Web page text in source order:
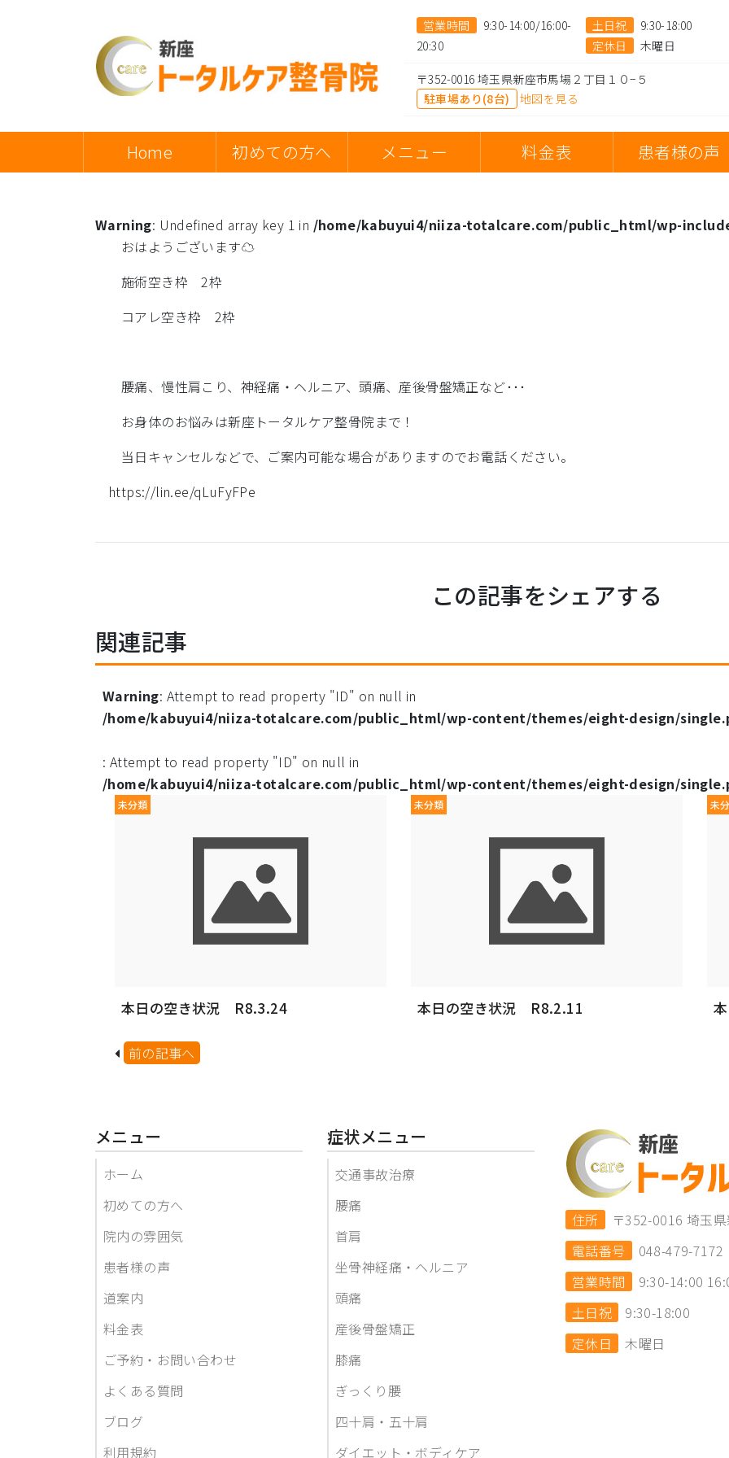
営業時間
9:30-14:00/16:00-
20:30
土日祝
9:30-18:00
定休日
木曜日
〒352-0016 埼玉県新座市馬場２丁目１０−５
駐車場あり(8台)
地図を見る
Home 初めての方へ メニュー 料金表 患者様の声
Warning: Undefined array key 1 in /home/kabuyui4/niiza-totalcare.com/public_html/wp-
おはようございます☁
施術空き枠 2枠
コアレ空き枠 2枠
腰痛、慢性肩こり、神経痛・ヘルニア、頭痛、産後骨盤矯正など･･･
お身体のお悩みは新座トータルケア整骨院まで！
当日キャンセルなどで、ご案内可能な場合がありますのでお電話ください。
https://lin.ee/qLuFyFPe
この記事をシェアする
関連記事
Warning: Attempt to read property "ID" on null in
/home/kabuyui4/niiza-totalcare.com/public_html/wp-content/themes/eight-design/
: Attempt to read property "ID" on null in
/home/kabuyui4/niiza-totalcare.com/public_html/wp-content/themes/eight-design/
未分類
本日の空き状況 R8.3.24
未分類
本日の空き状況 R8.2.11
未
前の記事へ
メニュー
ホーム
初めての方へ
院内の雰囲気
患者様の声
道案内
料金表
ご予約・お問い合わせ
よくある質問
ブログ
利用規約
症状メニュー
交通事故治療
腰痛
首肩
坐骨神経痛・ヘルニア
頭痛
産後骨盤矯正
膝痛
ぎっくり腰
四十肩・五十肩
ダイエット・ボディケア
住所
〒352-0016 埼玉
電話番号
048-479-7172
営業時間
9:30-14:00
土日祝
9:30-18:00
定休日
木曜日